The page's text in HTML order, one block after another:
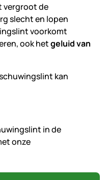
vergroot de
slecht en lopen
voorkomt
ook hetgeluid van
kan
in de
onze